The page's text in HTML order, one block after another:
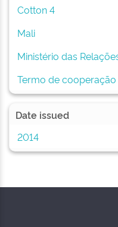
Cotton 4
Mali
Ministério das
Termo de cooperação
Date issued
2014